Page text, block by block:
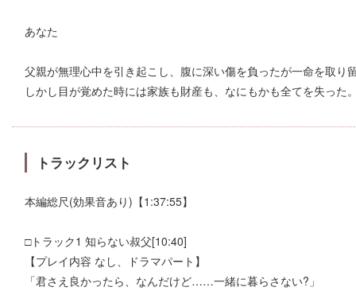
あなた
父親が無理心中を引き起こし、腹に深い傷を負ったが一命を取り
しかし目が覚めた時には家族も財産も、なにもかも全てを失った
トラックリスト
本編総尺(効果音あり)【1:37:55】
□トラック1 知らない叔父[10:40]
【プレイ内容 なし、ドラマパート】
「君さえ良かったら、なんだけど……一緒に暮らさない?」